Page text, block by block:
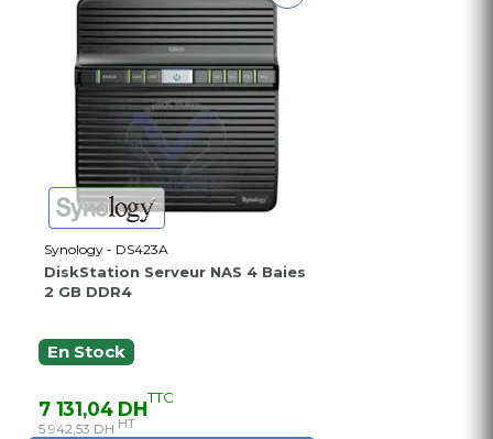
Synology - DS423A
DiskStation Serveur NAS 4 Baies
2 GB DDR4
En Stock
7 131,04 DHTTC
5 942,53 DH HT